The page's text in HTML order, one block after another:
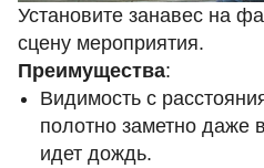
Установите занавес на
сцену мероприятия.
Преимущества:
Видимость с
полотно заметно даже
идет дождь.